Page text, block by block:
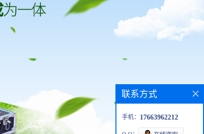
联系方式
手机： 17663962212